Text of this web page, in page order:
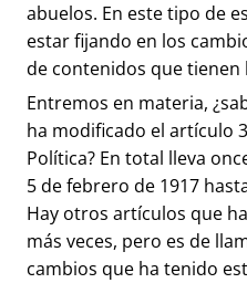
abuelos. En este tipo de
estar fijando en los
de contenidos que tienen
Entremos en materia,
ha modificado el artículo
Política? En total lleva
5 de febrero de 1917
Hay otros artículos que
más veces, pero es de
cambios que ha tenido